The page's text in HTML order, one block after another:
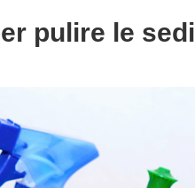
pulire le